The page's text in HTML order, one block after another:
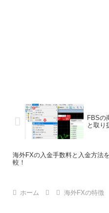
FBSの
と取り
海外FXの入金手数料と入金方法
較！
ホーム 海外FXの特徴